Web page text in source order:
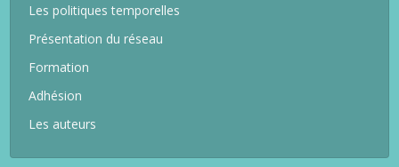
Les politiques temporelles
Présentation du réseau
Formation
Adhésion
Les auteurs